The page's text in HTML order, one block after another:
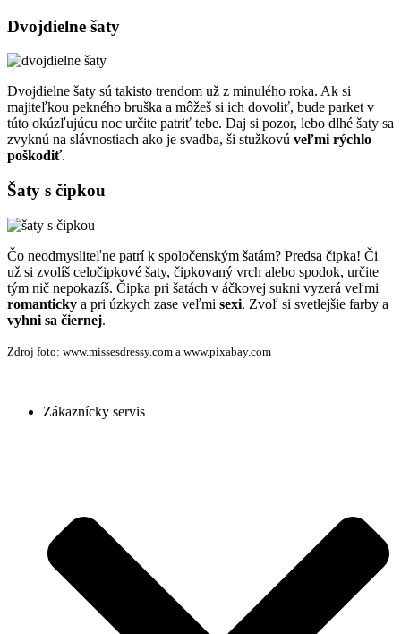
Dvojdielne šaty
Dvojdielne šaty sú takisto trendom už z minulého roka. Ak si
majiteľkou pekného bruška a môžeš si ich dovoliť, bude parket v
túto okúzľujúcu noc určite patriť tebe. Daj si pozor, lebo dlhé šaty sa
zvyknú na slávnostiach ako je svadba, ši stužkovú veľmi rýchlo
poškodiť.
Šaty s čipkou
Čo neodmysliteľne patrí k spoločenským šatám? Predsa čipka! Či
už si zvolíš celočipkové šaty, čipkovaný vrch alebo spodok, určite
tým nič nepokazíš. Čipka pri šatách v áčkovej sukni vyzerá veľmi
romanticky a pri úzkych zase veľmi sexi. Zvoľ si svetlejšie farby a
vyhni sa čiernej.
Zdroj foto: www.missesdressy.com a www.pixabay.com
Zákaznícky servis